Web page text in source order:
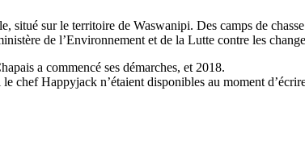
situé sur le territoire de Waswanipi. Des camps de
de l’Environnement et de la Lutte contre les
a commencé ses démarches, et 2018.
Happyjack n’étaient disponibles au moment